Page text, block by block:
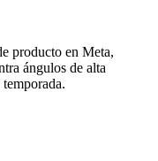
producto en Meta,
ángulos de alta